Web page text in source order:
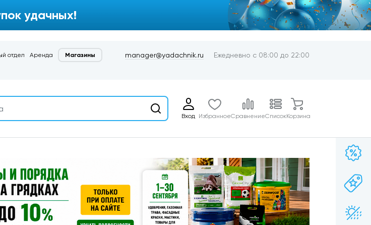
удачных!
отдел Аренда Магазины manager@yadachnik.ru Ежедневно с 08:00 до 22:00
Вход ИзбранноеСравнениеСписокКорзина